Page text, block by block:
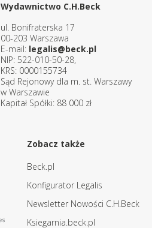
Wydawnictwo C.H.Beck
ul. Bonifraterska 17
00-203 Warszawa
E-mail: legalis@beck.pl
NIP: 522-010-50-28,
KRS: 0000155734
Sąd Rejonowy dla m. st. Warszawy
w Warszawie
Kapitał Spółki: 88 000 zł
Zobacz także
Beck.pl
Konfigurator Legalis
Newsletter Nowości C.H.Beck
Ksiegarnia.beck.pl